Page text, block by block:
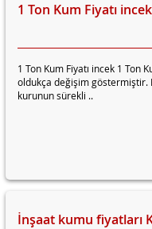
1 Ton Kum Fiyatı incek
1 Ton Kum Fiyatı incek 1 Ton
oldukça değişim
kurunun sürekli ..
İnşaat kumu fiyatları